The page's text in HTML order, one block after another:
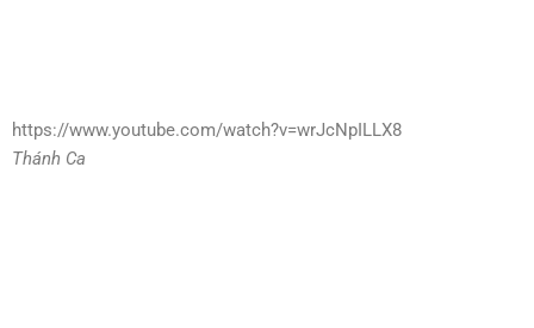
https://www.youtube.com/watch?v=wrJcNpILLX8
Thánh Ca